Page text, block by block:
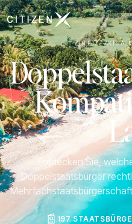
Zur Startseite von CitizenX
ZULETZT
Entdecken Sie,
Doppelstaatsbürger
197